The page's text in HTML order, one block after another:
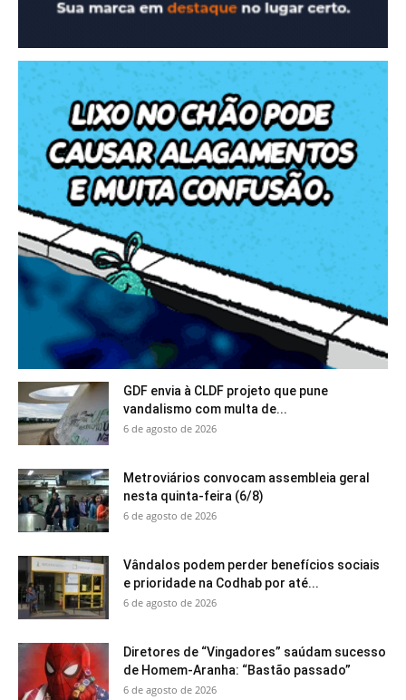
GDF envia à CLDF projeto que pune
vandalismo com multa de...
6 de agosto de 2026
Metroviários convocam assembleia geral
nesta quinta-feira (6/8)
6 de agosto de 2026
Vândalos podem perder benefícios sociais
e prioridade na Codhab por até...
6 de agosto de 2026
Diretores de “Vingadores” saúdam sucesso
de Homem-Aranha: “Bastão passado”
6 de agosto de 2026